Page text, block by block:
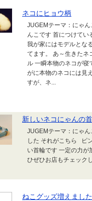
ネコにヒョウ柄
JUGEMテーマ：にゃ
んこです 首につけてい
我が家にはモデルとな
てます。 あ～生きたネ
ル 一瞬本物のネコが寝
がに本物のネコには見
すが、ネ...
新しいネコにゃんの
JUGEMテーマ：にゃ
した それがこちら ピ
い首輪です 一定の力が
ひぜひお店もチェック
ねこグッズ増えまし